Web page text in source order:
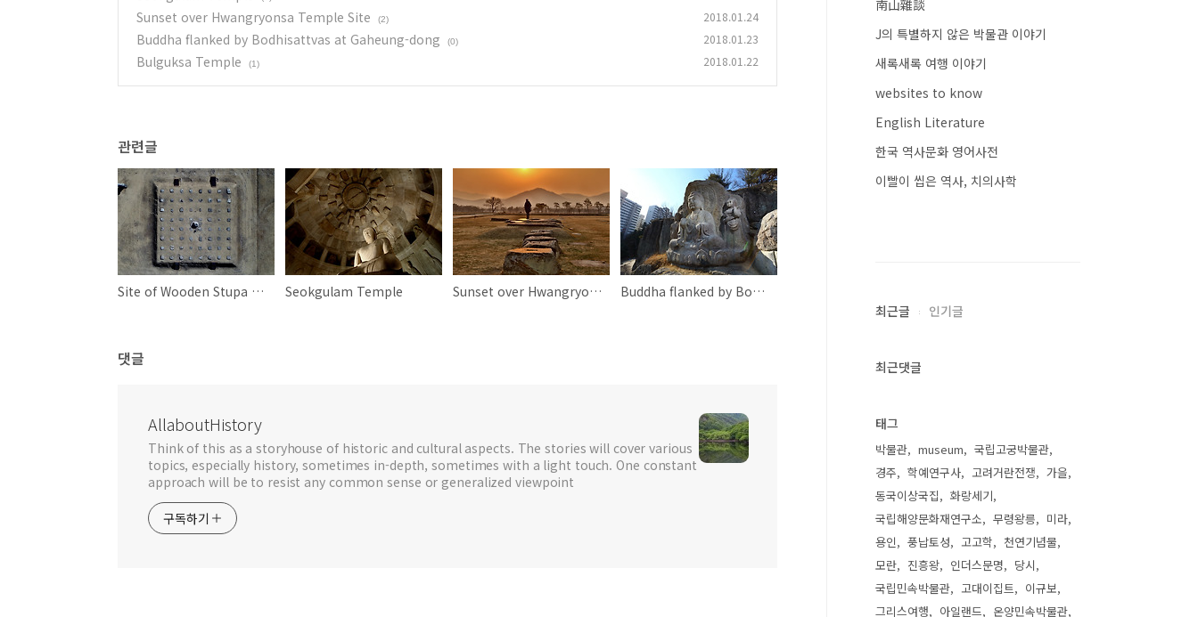
Sunset over Hwangryonsa Temple Site (2) 2018.01.24
Buddha flanked by Bodhisattvas at Gaheung-dong (0) 2018.01.23
Bulguksa Temple (1) 2018.01.22
관련글
Site of Wooden Stupa at Hwangryongsa Temple Seokgulam Temple Sunset over Hwangryonsa Temple Site Buddha flanked by Bodhisattvas at Gaheung-dong
댓글
AllaboutHistory
Think of this as a storyhouse of historic and cultural aspects. The stories will cover various
topics, especially history, sometimes in-depth, sometimes with a light touch. One constant
approach will be to resist any common sense or generalized viewpoint
구독하기
南山雜談
J의 특별하지 않은 박물관 이야기
새록새록 여행 이야기
websites to know
English Literature
한국 역사문화 영어사전
이빨이 씹은 역사, 치의사학
최근글 인기글
최근댓글
태그
박물관 museum
국립고궁박물관
경주
학예연구사 고려거란전쟁
가을
동국이상국집
화랑세기
국립해양문화재연구소
무령왕릉
미라
용인
풍납토성 고고학
천연기념물
모란
진흥왕 인더스문명
당시
국립민속박물관
고대이집트
이규보
그리스여행
아일랜드 온양민속박물관